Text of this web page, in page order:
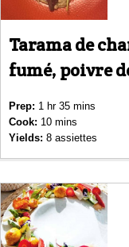
Tarama de
fumé, poivre
Prep: 1 hr 35 mins
Cook: 10 mins
Yields: 8 assiettes